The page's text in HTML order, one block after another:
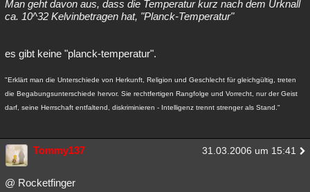
Man geht davon aus, dass die Temperatur kurz nach dem Urknall
ca. 10^32 Kelvinbetragen hat, "Planck-Temperatur"
es gibt keine "planck-temperatur".
"Erklärt man die Unterschiede von Herkunft, Religion und Geschlecht für gleichgültig, treten
die Begabungsunterschiede hervor. Sie rechtfertigen Rangfolge und Vorrecht, nur der Geist
darf, seine Herrschaft entfaltend, diskriminieren - Intelligenz trennt strenger als Stand."
Tommy137 31.03.2006 um 15:41
@ Rocketfinger